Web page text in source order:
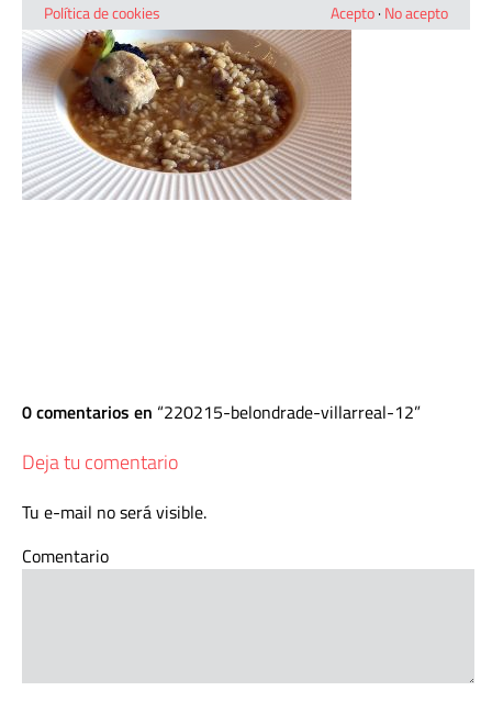
0 comentarios en 220215-belondrade-villarreal-12
Deja tu comentario
Tu e-mail no será visible.
Comentario
Política de cookies
Acepto· No acepto